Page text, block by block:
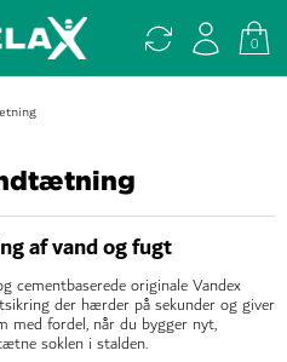
0
af vand og fugt
cementbaserede originale Vandex
der hærder på sekunder og giver
med fordel, når du bygger nyt,
soklen i stalden.